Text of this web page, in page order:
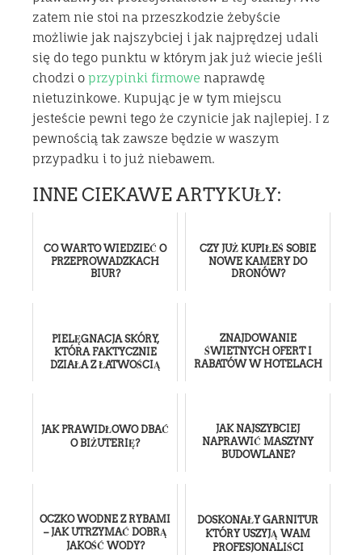
zatem nie stoi na przeszkodzie żebyście
możliwie jak najszybciej i jak najprędzej udali
się do tego punktu w którym jak już wiecie jeśli
chodzi o przypinki firmowe naprawdę
nietuzinkowe. Kupując je w tym miejscu
jesteście pewni tego że czynicie jak najlepiej. I z
pewnością tak zawsze będzie w waszym
przypadku i to już niebawem.
INNE CIEKAWE ARTYKUŁY:
CO WARTO WIEDZIEĆ O
PRZEPROWADZKACH
BIUR?
CZY JUŻ KUPIŁEŚ SOBIE
NOWE KAMERY DO
DRONÓW?
PIELĘGNACJA SKÓRY,
KTÓRA FAKTYCZNIE
DZIAŁA Z ŁATWOŚCIĄ
ZNAJDOWANIE
ŚWIETNYCH OFERT I
RABATÓW W HOTELACH
JAK PRAWIDŁOWO DBAĆ
O BIŻUTERIĘ?
JAK NAJSZYBCIEJ
NAPRAWIĆ MASZYNY
BUDOWLANE?
OCZKO WODNE Z RYBAMI
– JAK UTRZYMAĆ DOBRĄ
JAKOŚĆ WODY?
DOSKONAŁY GARNITUR
KTÓRY USZYJĄ WAM
PROFESJONALIŚCI